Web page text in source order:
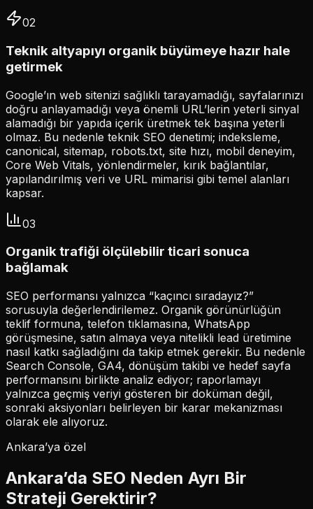
02
Teknik altyapıyı organik büyümeye hazır hale
getirmek
Google’ın web sitenizi sağlıklı tarayamadığı, sayfalarınızı
doğru anlayamadığı veya önemli URL’lerin yeterli sinyal
alamadığı bir yapıda içerik üretmek tek başına yeterli
olmaz. Bu nedenle teknik SEO denetimi; indeksleme,
canonical, sitemap, robots.txt, site hızı, mobil deneyim,
Core Web Vitals, yönlendirmeler, kırık bağlantılar,
yapılandırılmış veri ve URL mimarisi gibi temel alanları
kapsar.
03
Organik trafiği ölçülebilir ticari sonuca
bağlamak
SEO performansı yalnızca “kaçıncı sıradayız?”
sorusuyla değerlendirilemez. Organik görünürlüğün
teklif formuna, telefon tıklamasına, WhatsApp
görüşmesine, satın almaya veya nitelikli lead üretimine
nasıl katkı sağladığını da takip etmek gerekir. Bu nedenle
Search Console, GA4, dönüşüm takibi ve hedef sayfa
performansını birlikte analiz ediyor; raporlamayı
yalnızca geçmiş veriyi gösteren bir doküman değil,
sonraki aksiyonları belirleyen bir karar mekanizması
olarak ele alıyoruz.
Ankara’ya özel
Ankara’da SEO Neden Ayrı Bir
Strateji Gerektirir?